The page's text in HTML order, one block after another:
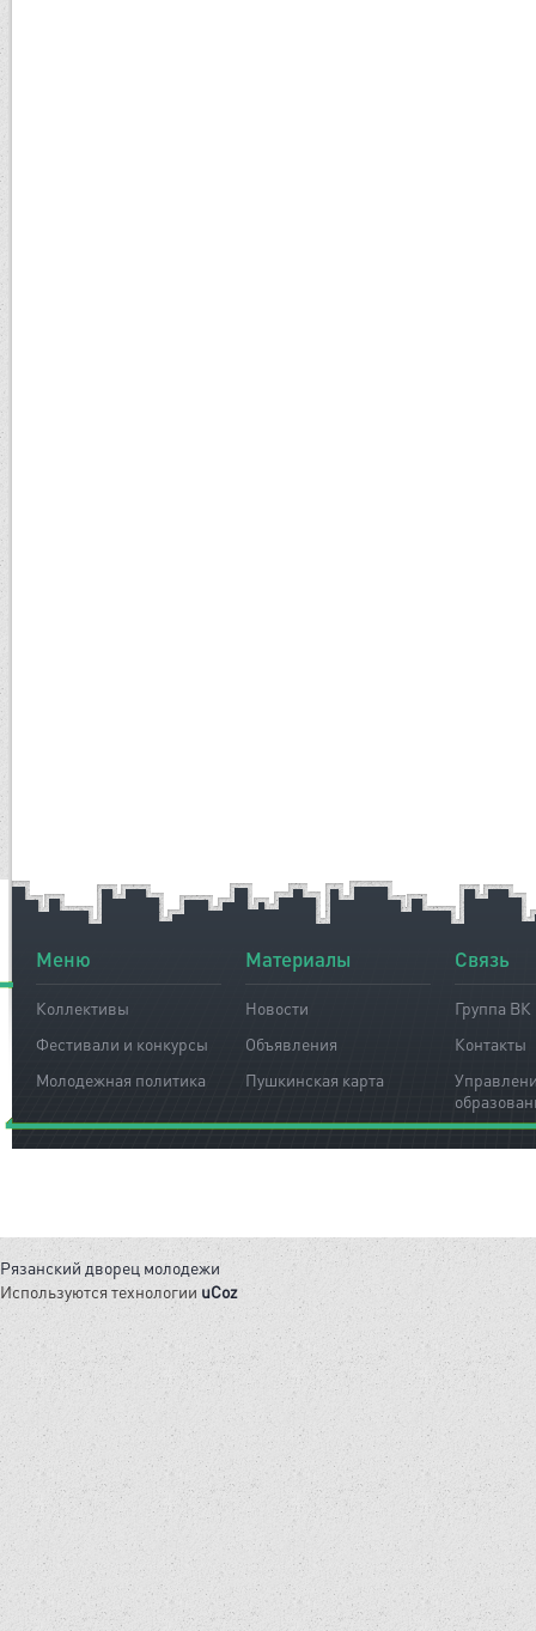
Меню
Коллективы
Фестивали и конкурсы
Молодежная политика
Материалы
Новости
Объявления
Пушкинская карта
Связь
Группа ВК
Контакты
Рязанский дворец молодежи
Используются технологии uCoz